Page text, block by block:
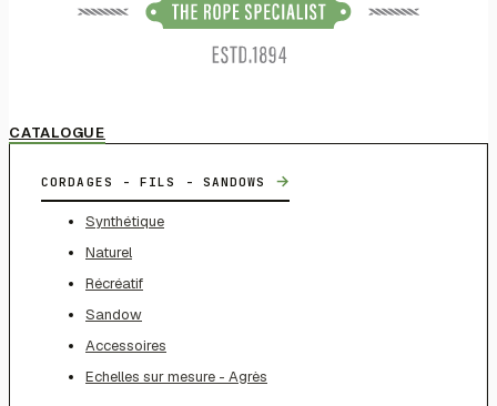
CATALOGUE
CORDAGES - FILS - SANDOWS →
Synthétique
Naturel
Récréatif
Sandow
Accessoires
Echelles sur mesure - Agrès